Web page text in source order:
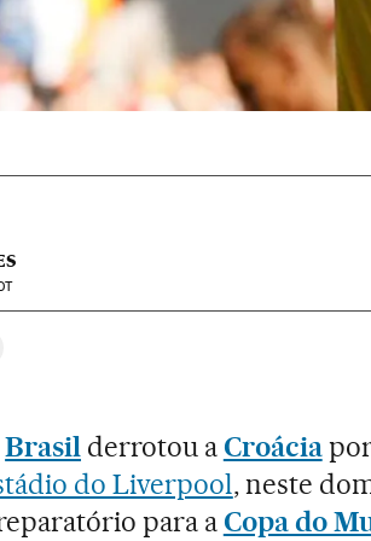
Facebook
en TwitterRedes Sociales
Brasil derrotou a Croáciapor
do Liverpool, neste
para a Copa do